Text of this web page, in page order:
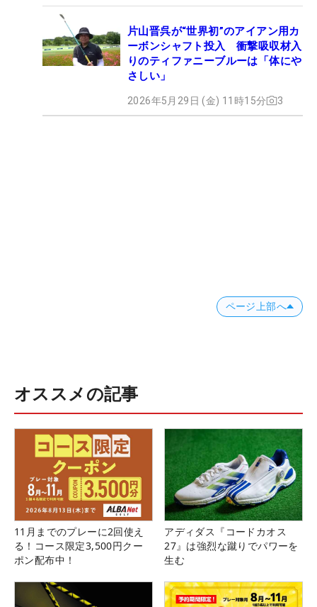
片山晋呉が“世界初”のアイアン用カ
ーボンシャフト投入 衝撃吸収材入
りのティファニーブルーは「体にや
さしい」
2026年5月29日 (金) 11時15分 3
ページ上部へ
オススメの記事
11月までのプレーに2回使え
る！コース限定3,500円クー
ポン配布中！
アディダス『コードカオス
27』は強烈な蹴りでパワーを
生む